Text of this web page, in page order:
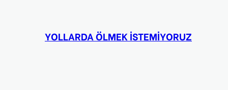
YOLLARDA ÖLMEK İSTEMİYORUZ